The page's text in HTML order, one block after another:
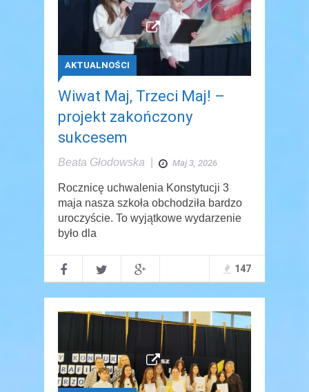
AKTUALNOŚCI
Wiwat Maj, Trzeci Maj! –
projekt zakończony
sukcesem
Beata Głodowska Maj 3, 2026
Rocznicę uchwalenia Konstytucji 3
maja nasza szkoła obchodziła bardzo
uroczyście. To wyjątkowe wydarzenie
było dla
147